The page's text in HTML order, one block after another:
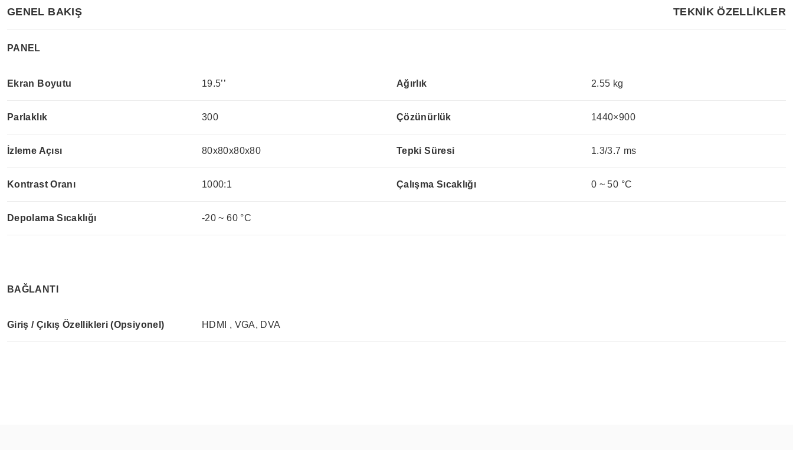
GENEL BAKIŞ TEKNİK ÖZELLİKLER
PANEL
Ekran Boyutu 19.5’’ Ağırlık 2.55 kg
Parlaklık 300 Çözünürlük 1440×900
İzleme Açısı 80x80x80x80 Tepki Süresi 1.3/3.7 ms
Kontrast Oranı 1000:1 Çalışma Sıcaklığı 0 ~ 50 °C
Depolama Sıcaklığı -20 ~ 60 °C
BAĞLANTI
Giriş / Çıkış Özellikleri (Opsiyonel) HDMI , VGA, DVA